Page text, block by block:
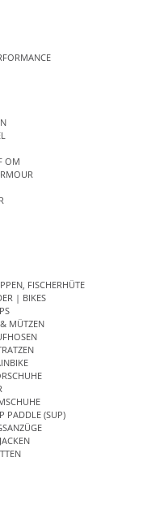
OM
FISCHERHÜTE
| BIKES
MÜTZEN
PADDLE (SUP)